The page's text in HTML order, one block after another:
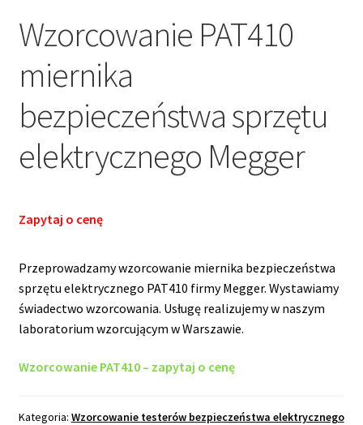
Wzorcowanie PAT410
miernika
bezpieczeństwa sprzętu
elektrycznego Megger
Zapytaj o cenę
Przeprowadzamy wzorcowanie miernika bezpieczeństwa
sprzętu elektrycznego PAT410 firmy Megger. Wystawiamy
świadectwo wzorcowania. Usługę realizujemy w naszym
laboratorium wzorcującym w Warszawie.
Wzorcowanie PAT410 – zapytaj o cenę
Kategoria: Wzorcowanie testerów bezpieczeństwa elektrycznego